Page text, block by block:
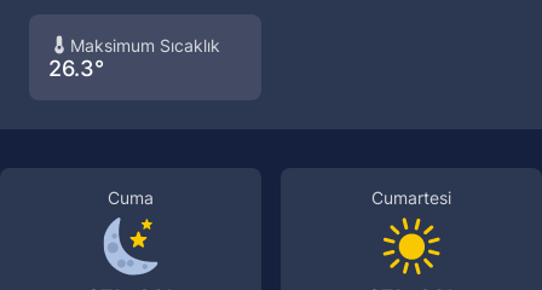
Maksimum Sıcaklık
26.3°
Cuma Cumartesi